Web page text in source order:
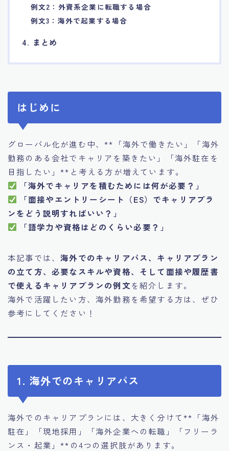
11.転職相談で分かる自分の強み
13.キャリアアップする為の戦略
14.エージェント利用者の成功事例集
例文2：外資系企業に転職する場合
例文3：海外で起業する場合
4. まとめ
はじめに
グローバル化が進む中、**「海外で働きたい」「海外
勤務のある会社でキャリアを築きたい」「海外駐在を
目指したい」**と考える方が増えています。
「海外でキャリアを積むためには何が必要？」
「面接やエントリーシート（ES）でキャリアプラ
ンをどう説明すればいい？」
「語学力や資格はどのくらい必要？」
本記事では、海外でのキャリアパス、キャリアプラン
の立て方、必要なスキルや資格、そして面接や履歴書
で使えるキャリアプランの例文を紹介します。
海外で活躍したい方、海外勤務を希望する方は、ぜひ
参考にしてください！
1. 海外でのキャリアパス
海外でのキャリアプランには、大きく分けて**「海外
駐在」「現地採用」「海外企業への転職」「フリーラ
ンス・起業」**の4つの選択肢があります。